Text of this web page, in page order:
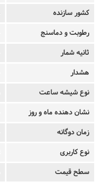
کشور سازنده
رطوبت و دماسنج
ثانیه شمار
هشدار
نوع شیشه ساعت
نشان دهنده ماه و روز
زمان دوگانه
نوع کاربری
سطح قیمت